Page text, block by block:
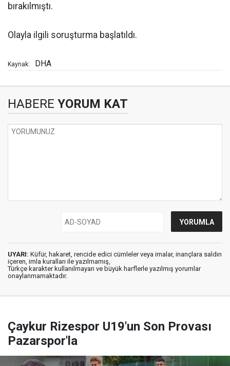
bırakılmıştı.
Olayla ilgili soruşturma başlatıldı.
Kaynak: DHA
HABERE YORUM KAT
UYARI: Küfür, hakaret, rencide edici cümleler veya imalar, inançlara saldırı
içeren, imla kuralları ile yazılmamış,
Türkçe karakter kullanılmayan ve büyük harflerle yazılmış yorumlar
onaylanmamaktadır.
Çaykur Rizespor U19'un Son Provası
Pazarspor'la